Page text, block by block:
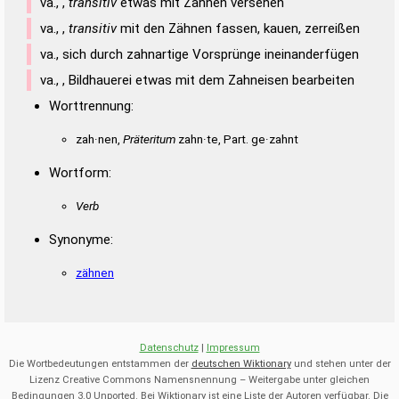
va., , transitivmit den Zähnen fassen, kauen, zerreißen
va., sich durch zahnartige Vorsprünge ineinanderfügen
va., , Bildhauerei etwas mit dem Zahneisen bearbeiten
Worttrennung:
zah·nen, Präteritum zahn·te, Part. ge·zahnt
Wortform:
Verb
Synonyme:
zähnen
Datenschutz| Impressum
Die Wortbedeutungen entstammen der deutschen Wiktionaryund stehen unter der
Lizenz Creative Commons Namensnennung – Weitergabe unter gleichen
Bedingungen 3.0 Unported. Bei Wiktionary ist eine Liste der Autoren verfügbar. Die